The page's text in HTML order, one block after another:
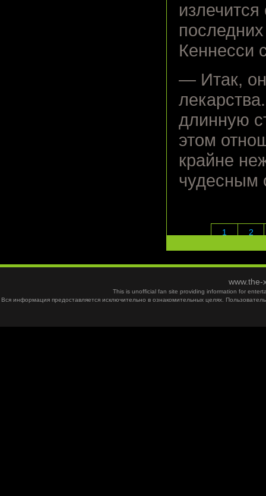
Кеннесси
— Итак, он
длинную
этом
крайне
чудесным
1 2
This is unofficial fan site providing information for
Вся информация предоставляется исключительно в ознакомительных целях.